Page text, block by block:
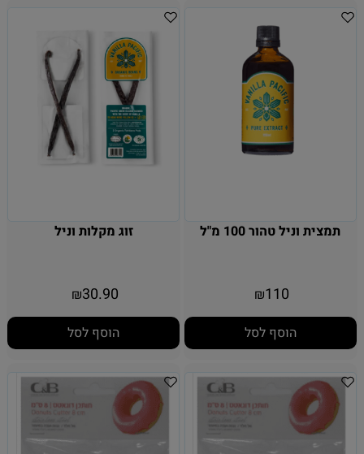
תמצית וניל טהור 100 מ"ל
₪110
הוסף לסל
זוג מקלות וניל
₪30.90
הוסף לסל